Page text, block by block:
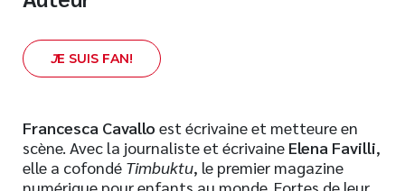
Spiritualité
Famille
Témoignages
Vie pratique
Finances
JE SUIS FAN!
Francesca Cavallo est écrivaine et metteure en
scène. Avec la journaliste et écrivaine Elena Favilli,
elle a cofondé Timbuktu, le premier magazine